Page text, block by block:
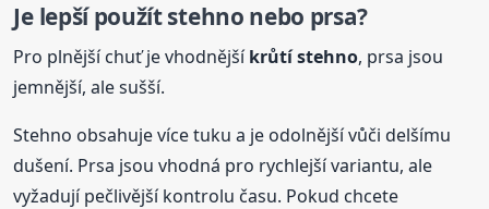
Je lepší použít stehno nebo prsa?
Pro plnější chuť je vhodnějšíkrůtí stehno, prsa jsou
jemnější, ale sušší.
Stehno obsahuje více tuku a je odolnější vůči delšímu
dušení. Prsa jsou vhodná pro rychlejší variantu, ale
vyžadují pečlivější kontrolu času. Pokud chcete